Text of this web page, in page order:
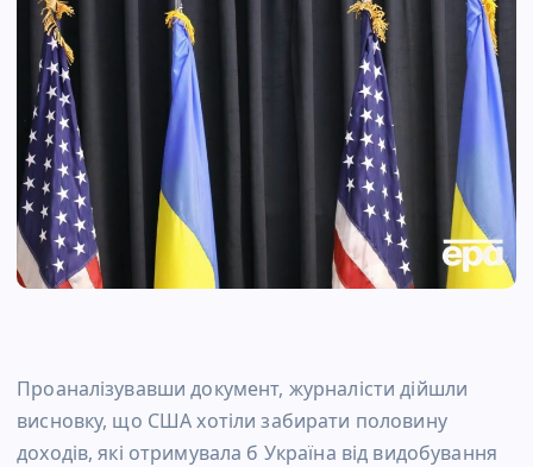
Проаналізувавши документ, журналісти дійшли
висновку, що США хотіли забирати половину
доходів, які отримувала б Україна від видобування